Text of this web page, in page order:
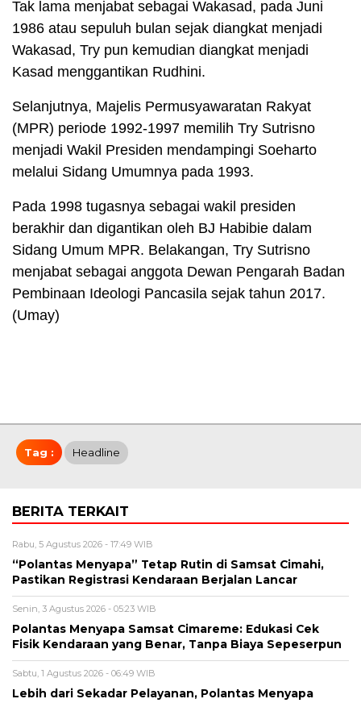
Tak lama menjabat sebagai Wakasad, pada Juni
1986 atau sepuluh bulan sejak diangkat menjadi
Wakasad, Try pun kemudian diangkat menjadi
Kasad menggantikan Rudhini.
Selanjutnya, Majelis Permusyawaratan Rakyat
(MPR) periode 1992-1997 memilih Try Sutrisno
menjadi Wakil Presiden mendampingi Soeharto
melalui Sidang Umumnya pada 1993.
Pada 1998 tugasnya sebagai wakil presiden
berakhir dan digantikan oleh BJ Habibie dalam
Sidang Umum MPR. Belakangan, Try Sutrisno
menjabat sebagai anggota Dewan Pengarah Badan
Pembinaan Ideologi Pancasila sejak tahun 2017.
(Umay)
Tag : Headline
BERITA TERKAIT
Rabu, 5 Agustus 2026 - 17:49 WIB
“Polantas Menyapa” Tetap Rutin di Samsat Cimahi,
Pastikan Registrasi Kendaraan Berjalan Lancar
Senin, 3 Agustus 2026 - 05:23 WIB
Polantas Menyapa Samsat Cimareme: Edukasi Cek
Fisik Kendaraan yang Benar, Tanpa Biaya Sepeserpun
Sabtu, 1 Agustus 2026 - 06:49 WIB
Lebih dari Sekadar Pelayanan, Polantas Menyapa